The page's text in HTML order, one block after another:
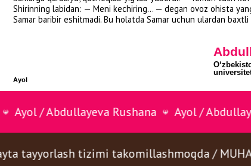
Rushana Ayol / Abdullayeva Rushana
takomillashmoqda / MUHAMMADIYEV
Marketingda muvaffaqiyatga erishishning eng
segmentatsiya qilish va maqsadli auditoriyani
kompaniyalar ularni demografik, geografik,